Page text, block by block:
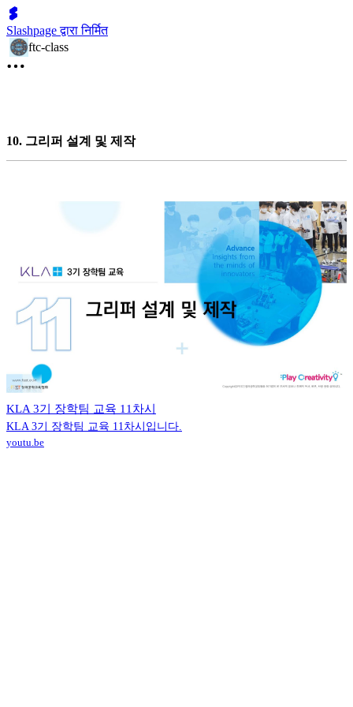
Slashpage द्वारा निर्मित
ftc-class
10. 그리퍼 설계 및 제작
KLA 3기 장학팀 교육 11차시
KLA 3기 장학팀 교육 11차시입니다.
youtu.be